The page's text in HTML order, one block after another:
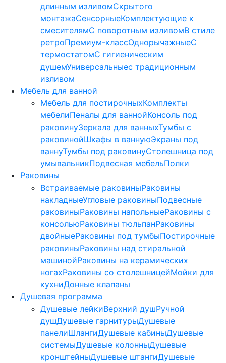
длинным изливомСкрытого
монтажаСенсорныеКомплектующие к
смесителямС поворотным изливомВ стиле
ретроПремиум-классОднорычажныеС
термостатомС гигиеническим
душемУниверсальныес традиционным
изливом
Мебель для ванной
Мебель для постирочныхКомплекты
мебелиПеналы для ваннойКонсоль под
раковинуЗеркала для ванныхТумбы с
раковинойШкафы в ваннуюЭкраны под
ваннуТумбы под раковинуСтолешница под
умывальникПодвесная мебельПолки
Раковины
Встраиваемые раковиныРаковины
накладныеУгловые раковиныПодвесные
раковиныРаковины напольныеРаковины с
консольюРаковины тюльпанРаковины
двойныеРаковины под тумбыПостирочные
раковиныРаковины над стиральной
машинойРаковины на керамических
ногахРаковины со столешницейМойки для
кухниДонные клапаны
Душевая программа
Душевые лейкиВерхний душРучной
душДушевые гарнитурыДушевые
панелиШлангиДушевые кабиныДушевые
системыДушевые колонныДушевые
кронштейныДушевые штангиДушевые